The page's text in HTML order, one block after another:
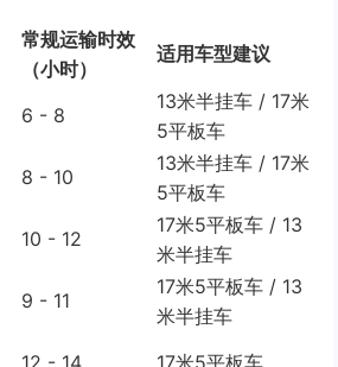
常规运输时效
（小时）
适用车型建议
6 - 8
13米半挂车 / 17米
5平板车
8 - 10
13米半挂车 / 17米
5平板车
10 - 12
17米5平板车 / 13
米半挂车
9 - 11
17米5平板车 / 13
米半挂车